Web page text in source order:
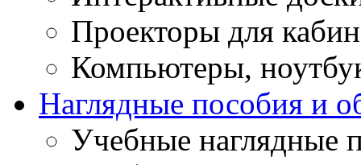
Проекторы для
Компьютеры,
Наглядные пособия и
Учебные наглядные